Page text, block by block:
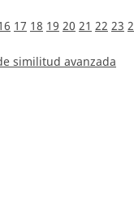
17 18 19 20 21 22 23
similitud avanzada